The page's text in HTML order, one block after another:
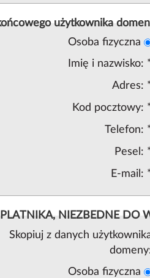
użytkownika
Osoba fizyczna
Imię i nazwisko:
Adres:
Kod pocztowy:
Telefon:
Pesel:
E-mail:
NIEZBEDNE DO
Skopiuj z danych
Osoba fizyczna